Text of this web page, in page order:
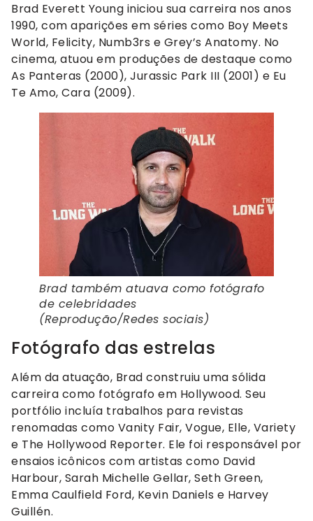
Brad Everett Young iniciou sua carreira nos anos
1990, com aparições em séries como Boy Meets
World, Felicity, Numb3rs e Grey’s Anatomy. No
cinema, atuou em produções de destaque como
As Panteras (2000), Jurassic Park III (2001) e Eu
Te Amo, Cara (2009).
Brad também atuava como fotógrafo
de celebridades
(Reprodução/Redes sociais)
Fotógrafo das estrelas
Além da atuação, Brad construiu uma sólida
carreira como fotógrafo em Hollywood. Seu
portfólio incluía trabalhos para revistas
renomadas como Vanity Fair, Vogue, Elle, Variety
e The Hollywood Reporter. Ele foi responsável por
ensaios icônicos com artistas como David
Harbour, Sarah Michelle Gellar, Seth Green,
Emma Caulfield Ford, Kevin Daniels e Harvey
Guillén.